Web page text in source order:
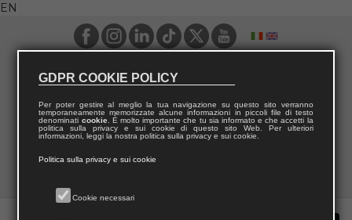
EN
GDPR COOKIE POLICY
Per poter gestire al meglio la tua navigazione su questo sito verranno
temporaneamente memorizzate alcune informazioni in piccoli file di testo
denominati cookie. È molto importante che tu sia informato e che accetti la
politica sulla privacy e sui cookie di questo sito Web. Per ulteriori
informazioni, leggi la nostra politica sulla privacy e sui cookie.
Politica sulla privacy e sui cookie
Cookie necessari